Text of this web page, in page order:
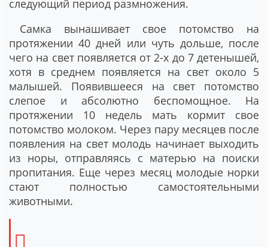
следующий период размножения.
Самка вынашивает свое потомство на
протяжении 40 дней или чуть дольше, после
чего на свет появляется от 2-х до 7 детенышей,
хотя в среднем появляется на свет около 5
малышей. Появившееся на свет потомство
слепое и абсолютно беспомощное. На
протяжении 10 недель мать кормит свое
потомство молоком. Через пару месяцев после
появления на свет молодь начинает выходить
из норы, отправляясь с матерью на поиски
пропитания. Еще через месяц молодые норки
стают полностью самостоятельными
животными.